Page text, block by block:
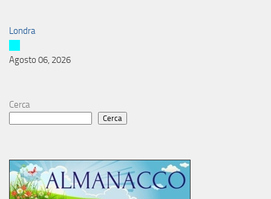
Londra
Agosto 06, 2026
Cerca
Cerca